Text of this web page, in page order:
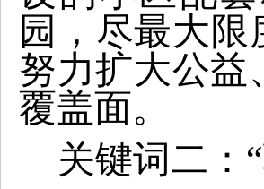
园，尽最大
努力扩大公益
覆盖面。
关键词二：